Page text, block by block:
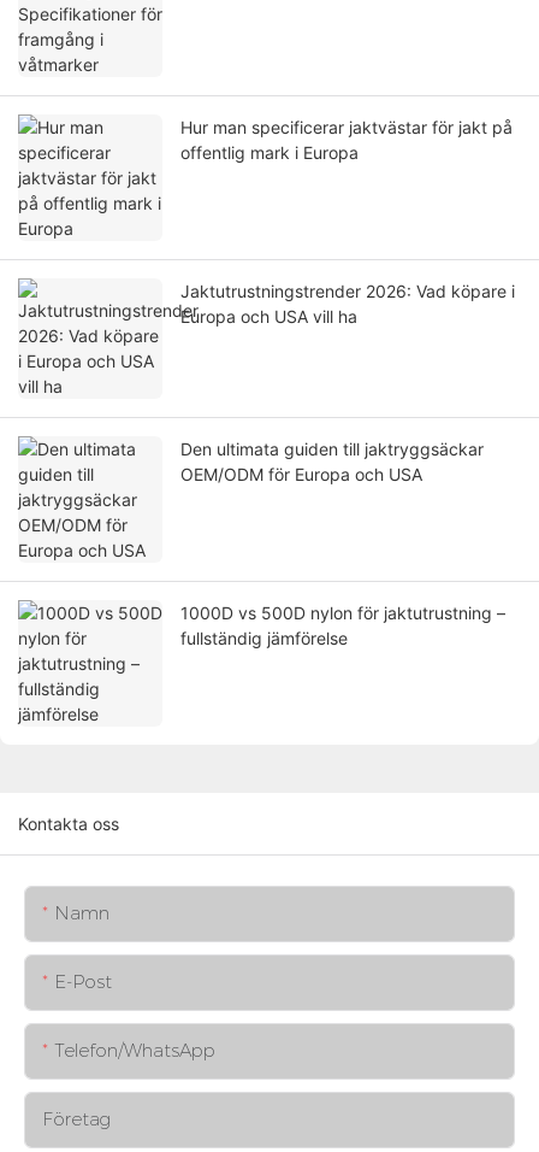
Hur man specificerar jaktvästar för jakt på
offentlig mark i Europa
Jaktutrustningstrender 2026: Vad köpare i
Europa och USA vill ha
Den ultimata guiden till jaktryggsäckar
OEM/ODM för Europa och USA
1000D vs 500D nylon för jaktutrustning –
fullständig jämförelse
Kontakta oss
Namn
E-Post
Telefon/whatsApp
Företag